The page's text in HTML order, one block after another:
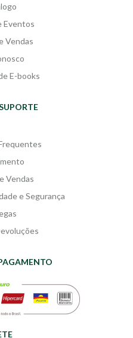
Eventos
Vendas
E-books
Vendas
e Segurança